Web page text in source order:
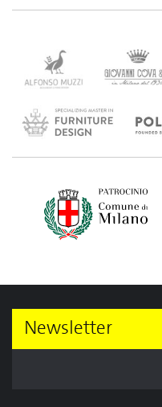
Newsletter